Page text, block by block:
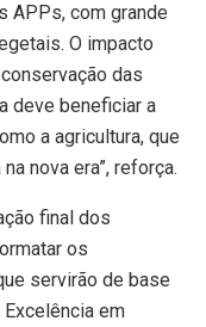
APPs, com grande
O impacto
das
deve beneficiar a
a agricultura, que
nova era”, reforça.
final dos
os
servirão de base
em